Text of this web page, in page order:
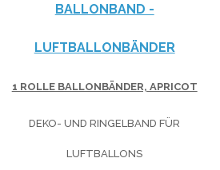
BALLONBAND -
LUFTBALLONBÄNDER
1 ROLLE BALLONBÄNDER, APRICOT
DEKO- UND RINGELBAND FÜR
LUFTBALLONS